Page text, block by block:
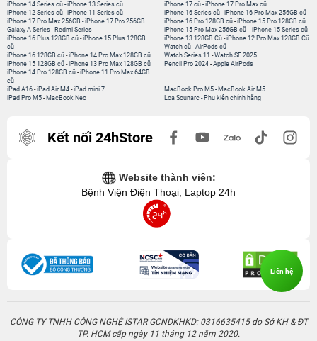
iPhone 14 Series cũ -iPhone 13 Series cũ
iPhone 12 Series cũ -iPhone 11 Series cũ
iPhone 17 Pro Max 256GB -iPhone 17 Pro 256GB
Galaxy A Series - Redmi Series
iPhone 17 cũ-iPhone 17 Pro Max cũ
iPhone 16 Series cũ- iPhone 16 Pro Max 256GB cũ
iPhone 16 Pro 128GB cũ-iPhone 15 Pro 128GB cũ
iPhone 15 Pro Max 256GB cũ- iPhone 15 Series cũ
iPhone 16 Plus 128GB cũ -iPhone 15 Plus 128GB
cũ
iPhone 16 128GB cũ -iPhone 14 Pro Max 128GB cũ
iPhone 15 128GB cũ -iPhone 13 Pro Max 128GB cũ
iPhone 14 Pro 128GB cũ -iPhone 11 Pro Max 64GB
cũ
iPhone 13 128GB Cũ-iPhone 12 Pro Max 128GB Cũ
Watch cũ-AirPods cũ
Watch Series 11 -Watch SE 2025
Pencil Pro 2024-Apple AirPods
iPad A16 -iPad Air M4 -iPad mini 7
iPad Pro M5 - MacBook Neo
MacBook Pro M5- MacBook Air M5
Loa Sounarc- Phụ kiện chính hãng
Kết nối 24hStore
Website thành viên:
Bệnh Viện Điện Thoại, Laptop 24h
CÔNG TY TNHH CÔNG NGHỆ ISTAR GCNDKHKD: 0316635415 do Sở KH & ĐT
TP. HCM cấp ngày 11 tháng 12 năm 2020.
Liên hệ